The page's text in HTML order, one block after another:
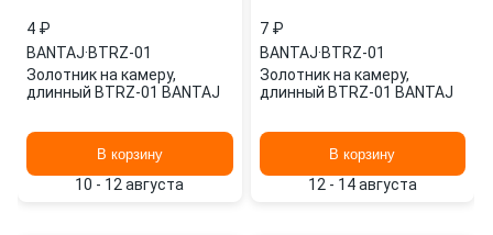
4 ₽
BANTAJ·BTRZ-01
Золотник на камеру,
длинный BTRZ-01 BANTAJ
В корзину
10 - 12 августа
7 ₽
BANTAJ·BTRZ-01
Золотник на камеру,
длинный BTRZ-01 BANTAJ
В корзину
12 - 14 августа